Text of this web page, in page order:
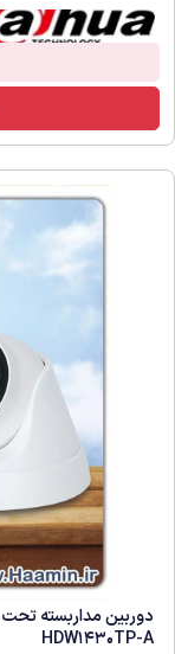
HDW1430TP-A